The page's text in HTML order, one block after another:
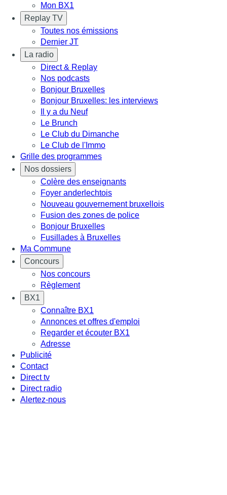
Mon BX1
Replay TV
Toutes nos émissions
Dernier JT
La radio
Direct & Replay
Nos podcasts
Bonjour Bruxelles
Bonjour Bruxelles: les interviews
Il y a du Neuf
Le Brunch
Le Club du Dimanche
Le Club de l'Immo
Grille des programmes
Nos dossiers
Colère des enseignants
Foyer anderlechtois
Nouveau gouvernement bruxellois
Fusion des zones de police
Bonjour Bruxelles
Fusillades à Bruxelles
Ma Commune
Concours
Nos concours
Règlement
BX1
Connaître BX1
Annonces et offres d'emploi
Regarder et écouter BX1
Adresse
Publicité
Contact
Direct tv
Direct radio
Alertez-nous